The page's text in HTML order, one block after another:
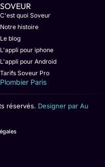
SOVEUR
C'est quoi Soveur
Notre histoire
Le blog
L'appli pour iphone
L'appli pour Android
Tarifs Soveur Pro
Plombier Paris
réservés. Designer par Au